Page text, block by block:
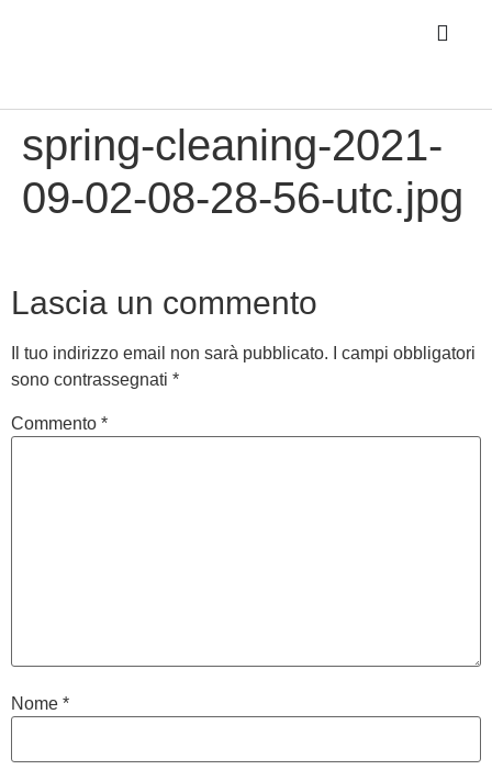
spring-cleaning-2021-
09-02-08-28-56-utc.jpg
Lascia un commento
Il tuo indirizzo email non sarà pubblicato.
I campi obbligatori
sono contrassegnati *
Commento *
Nome *